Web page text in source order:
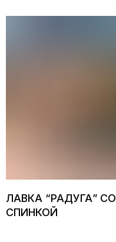
ЛАВКА “РАДУГА” СО
СПИНКОЙ